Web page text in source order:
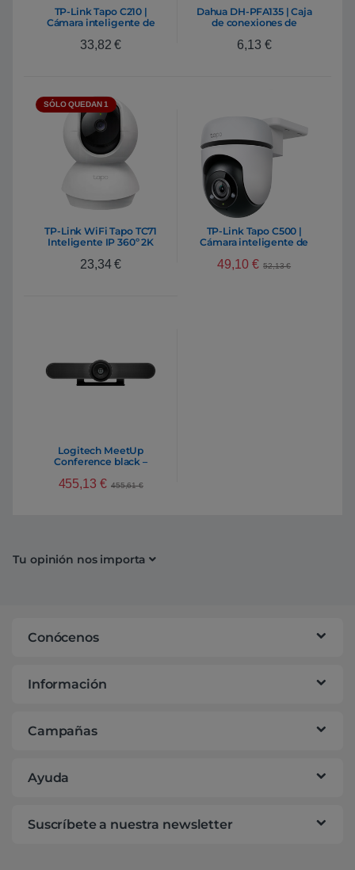
TP-Link Tapo C210 |
Cámara inteligente de
WiFi, resolución 2K con
33,82€
Dahua DH-PFA135 | Caja
de conexiones de
HFW9 HFW13
6,13 €
SÓLO QUEDAN 1
TP-Link WiFi Tapo TC71
Inteligente IP 360º 2K
Videovigilancia
23,34€
TP-Link Tapo C500 |
Cámara inteligente de
WiFi, exteriores, 360º
49,10 € 52,13€
Logitech MeetUp
Conference black –
455,13 € 455,61€
Tu opinión nos importa
Conócenos
Información
Campañas
Ayuda
Suscríbete a nuestra newsletter